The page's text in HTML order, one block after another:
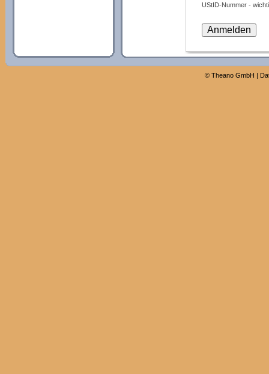
UStID-Nummer -
© Theano GmbH |